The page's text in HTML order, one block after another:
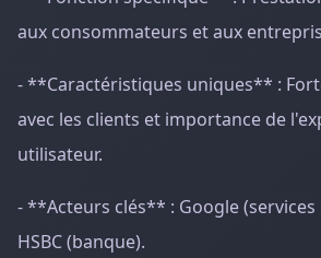
aux consommateurs et aux
- **Caractéristiques uniques** :
avec les clients et importance de
utilisateur.
- **Acteurs clés** : Google
HSBC (banque).